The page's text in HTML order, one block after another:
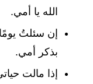
الله يا أمي.
إن سئلتُ
بذكر أمي.
إذا مالت